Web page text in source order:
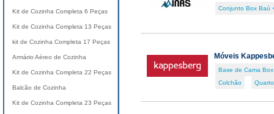
Conjunto Box Baú
Móveis
Base de Cama Box
Colchão
Kit de Cozinha Completa 6 Peças
Kit de Cozinha Completa 13 Peças
kit de Cozinha Completa 17 Peças
Armário Aéreo de Cozinha
Kit de Cozinha Completa 22 Peças
Balcão de Cozinha
Kit de Cozinha Completa 23 Peças